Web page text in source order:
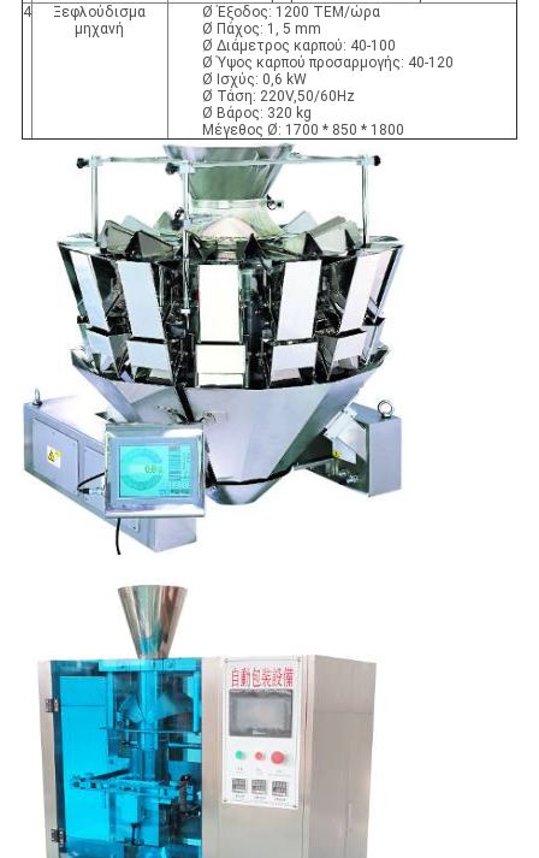
4
Ξεφλούδισμα
μηχανή
Ø Έξοδος: 1200 ΤΕΜ/ώρα
Ø Πάχος: 1, 5 mm
Ø Διάμετρος καρπού: 40-100
Ø Ύψος καρπού προσαρμογής: 40-120
Ø Ισχύς: 0,6 kW
Ø Τάση: 220V,50/60Hz
Ø Βάρος: 320 kg
Μέγεθος Ø: 1700 * 850 * 1800